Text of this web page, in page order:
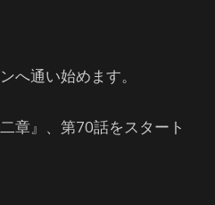
へ通い始めます。
章』、第70話をスタート